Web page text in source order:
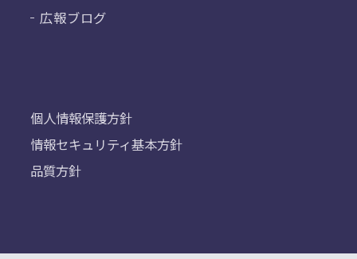
個人情報保護方針
情報セキュリティ基本方針
品質方針
広報ブログ